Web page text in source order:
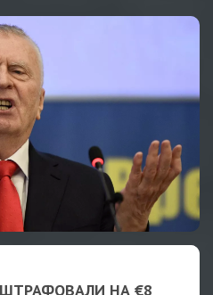
НА €8